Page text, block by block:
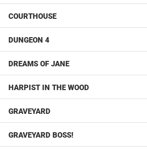
COURTHOUSE
DUNGEON 4
DREAMS OF JANE
HARPIST IN THE WOOD
GRAVEYARD
GRAVEYARD BOSS!